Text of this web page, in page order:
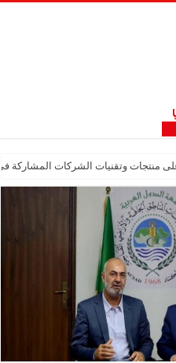
وتقنيات الشركات المشاركة في